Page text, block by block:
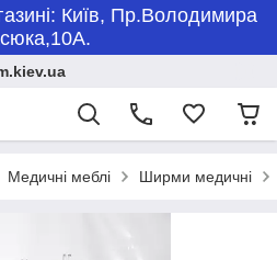
Київ, Пр.Володимира
Медичні меблі Ширми медичні